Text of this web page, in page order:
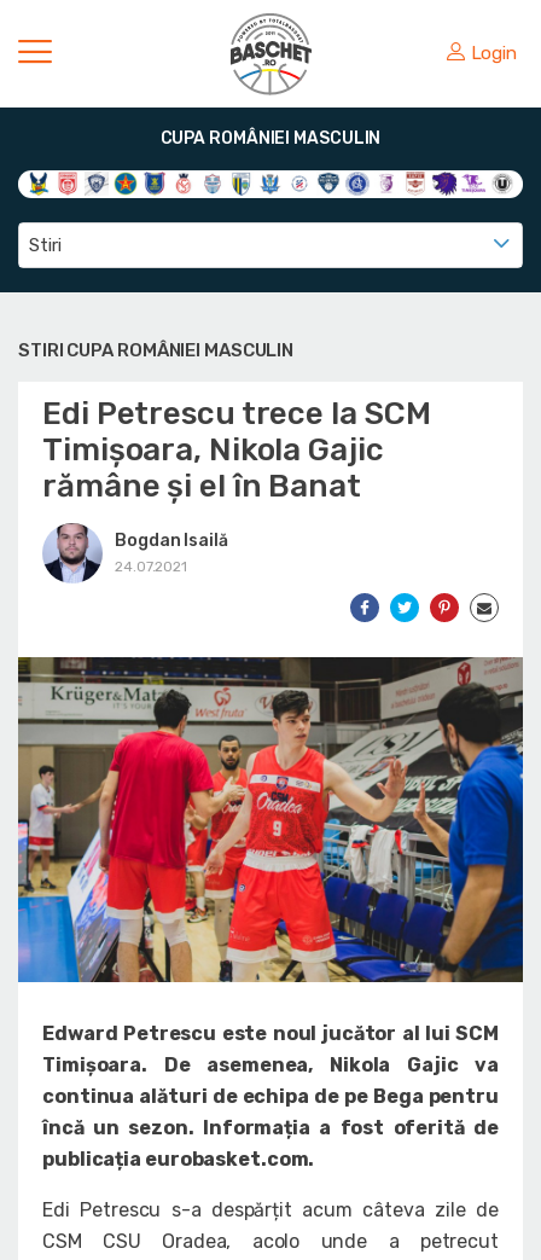
Login
CUPA ROMÂNIEI MASCULIN
Stiri
STIRI CUPA ROMÂNIEI MASCULIN
Edi Petrescu trece la SCM
Timișoara, Nikola Gajic
rămâne și el în Banat
Bogdan Isailă
24.07.2021
Edward Petrescu este noul jucător al lui SCM
Timișoara. De asemenea, Nikola Gajic va
continua alături de echipa de pe Bega pentru
încă un sezon. Informația a fost oferită de
publicația eurobasket.com.
Edi Petrescu s-a despărțit acum câteva zile de
CSM CSU Oradea, acolo unde a petrecut